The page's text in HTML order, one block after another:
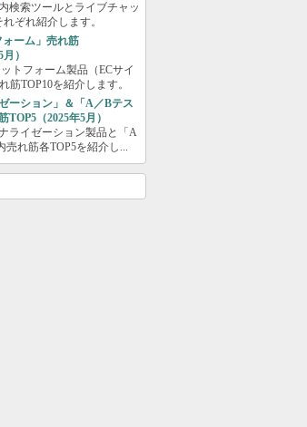
検索ツールとライブチャッ
ぞれ紹介します。
ォーム」売れ筋
）
トフォーム製品（ECサイ
筋TOP10を紹介します。
ーション」＆「A／Bテス
TOP5（2025年5月）
ライゼーション製品と「A
売れ筋各TOP5を紹介し...